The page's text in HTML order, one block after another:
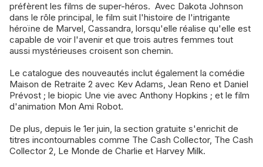
préfèrent les films de super-héros. Avec Dakota Johnson
dans le rôle principal, le film suit l'histoire de l'intrigante
héroïne de Marvel, Cassandra, lorsqu'elle réalise qu'elle est
capable de voir l'avenir et que trois autres femmes tout
aussi mystérieuses croisent son chemin.
Le catalogue des nouveautés inclut également la comédie
Maison de Retraite 2 avec Kev Adams, Jean Reno et Daniel
Prévost ; le biopic Une vie avec Anthony Hopkins ; et le film
d'animation Mon Ami Robot.
De plus, depuis le 1er juin, la section gratuite s'enrichit de
titres incontournables comme The Cash Collector, The Cash
Collector 2, Le Monde de Charlie et Harvey Milk.